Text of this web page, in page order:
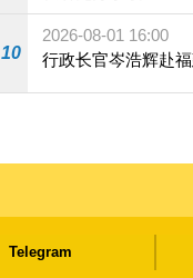
10
2026-08-01 16:00
行政长官岑浩辉赴
Telegram